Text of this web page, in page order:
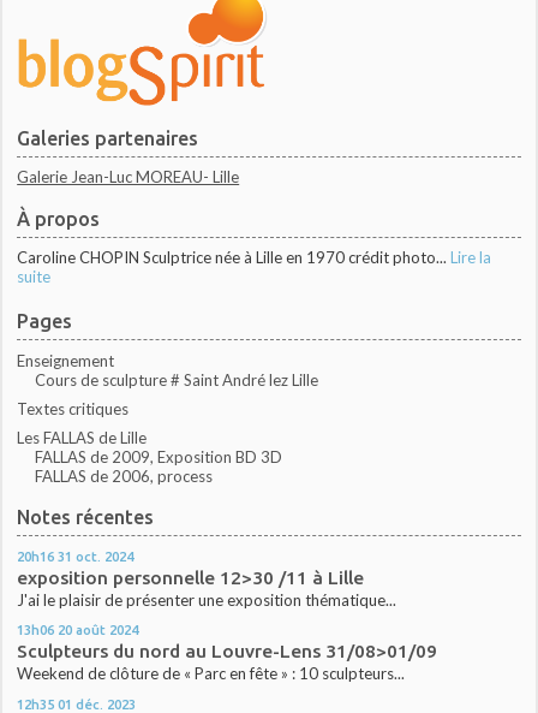
Galeries partenaires
Galerie Jean-Luc MOREAU- Lille
À propos
Caroline CHOPIN Sculptrice née à Lille en 1970 crédit photo... Lire la
suite
Pages
Enseignement
Cours de sculpture # Saint André lez Lille
Textes critiques
Les FALLAS de Lille
FALLAS de 2009, Exposition BD 3D
FALLAS de 2006, process
Notes récentes
20h16 31 oct. 2024
exposition personnelle 12>30 /11 à Lille
J'ai le plaisir de présenter une exposition thématique...
13h06 20 août 2024
Sculpteurs du nord au Louvre-Lens 31/08>01/09
Weekend de clôture de « Parc en fête » : 10 sculpteurs...
12h35 01 déc. 2023